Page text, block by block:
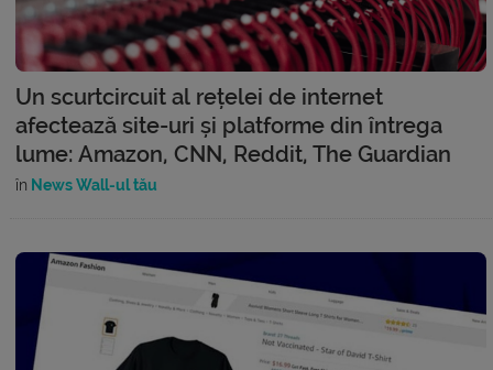
Un scurtcircuit al rețelei de internet
afectează site-uri și platforme din întrega
lume: Amazon, CNN, Reddit, The Guardian
în News Wall-ul tău